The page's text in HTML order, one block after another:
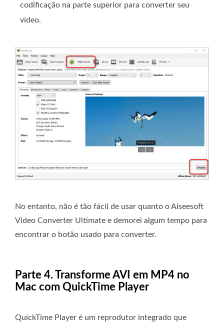
codificação na parte superior para converter seu
vídeo.
No entanto, não é tão fácil de usar quanto o Aiseesoft
Video Converter Ultimate e demorei algum tempo para
encontrar o botão usado para converter.
Parte 4. Transforme AVI em MP4 no
Mac com QuickTime Player
QuickTime Player é um reprodutor integrado que